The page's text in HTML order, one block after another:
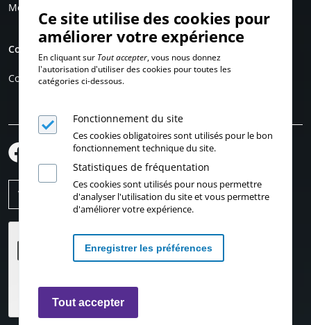
Mentions légales
Compte personnel
Connexion
Ce site utilise des cookies pour
améliorer votre expérience
En cliquant sur Tout accepter, vous nous donnez
l'autorisation d'utiliser des cookies pour toutes les
catégories ci-dessous.
Fonctionnement du site
Ces cookies obligatoires sont utilisés pour le bon
fonctionnement technique du site.
Statistiques de fréquentation
Ces cookies sont utilisés pour nous permettre
d'analyser l'utilisation du site et vous permettre
d'améliorer votre expérience.
Enregistrer les préférences
Tout accepter